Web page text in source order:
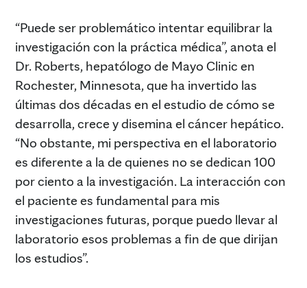
“Puede ser problemático intentar equilibrar la
investigación con la práctica médica”, anota el
Dr. Roberts, hepatólogo de Mayo Clinic en
Rochester, Minnesota, que ha invertido las
últimas dos décadas en el estudio de cómo se
desarrolla, crece y disemina el cáncer hepático.
“No obstante, mi perspectiva en el laboratorio
es diferente a la de quienes no se dedican 100
por ciento a la investigación. La interacción con
el paciente es fundamental para mis
investigaciones futuras, porque puedo llevar al
laboratorio esos problemas a fin de que dirijan
los estudios”.